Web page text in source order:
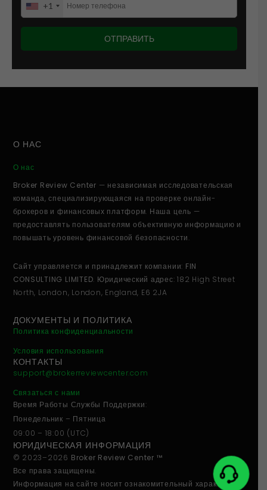
+1
О НАС
О нас
Broker Review Center — независимая исследовательская
команда, специализирующаяся на проверке онлайн-
брокеров и финансовых платформ. Наша цель —
предоставлять пользователям объективную информацию и
повышать уровень финансовой безопасности.
Сайт управляется и принадлежит компании: FIN
CONSULTING LIMITED. Юридический адрес: 182 High Street
North, London, London, England, E6 2JA
ДОКУМЕНТЫ И ПОЛИТИКА
Политика конфиденциальности
Условия использования
КОНТАКТЫ
support@brokerreviewcenter.com
Связаться с нами
Время Работы Службы Поддержки:
Понедельник – Пятница
09:00 – 18:00 (UTC)
ЮРИДИЧЕСКАЯ ИНФОРМАЦИЯ
© 2023–2026 Broker Review Center ™
Все права защищены.
Информация на сайте носитознакомительный характери